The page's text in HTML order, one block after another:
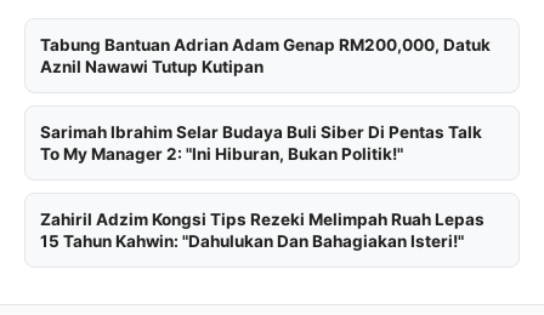
Tabung Bantuan Adrian Adam Genap RM200,000, Datuk
Aznil Nawawi Tutup Kutipan
Sarimah Ibrahim Selar Budaya Buli Siber Di Pentas Talk
To My Manager 2: "Ini Hiburan, Bukan Politik!"
Zahiril Adzim Kongsi Tips Rezeki Melimpah Ruah Lepas
15 Tahun Kahwin: "Dahulukan Dan Bahagiakan Isteri!"